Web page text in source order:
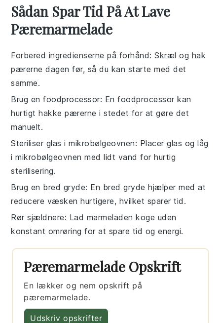
Sådan Spar Tid På At Lave
Pæremarmelade
Forbered ingredienserne på forhånd: Skræl og hak
pærerne dagen før, så du kan starte med det
samme.
Brug en foodprocessor: En foodprocessor kan
hurtigt hakke pærerne i stedet for at gøre det
manuelt.
Steriliser glas i mikrobølgeovnen: Placer glas og låg
i mikrobølgeovnen med lidt vand for hurtig
sterilisering.
Brug en bred gryde: En bred gryde hjælper med at
reducere væsken hurtigere, hvilket sparer tid.
Rør sjældnere: Lad marmeladen koge uden
konstant omrøring for at spare tid og energi.
Pæremarmelade Opskrift
En lækker og nem opskrift på
pæremarmelade.
Udskriv opskrifter